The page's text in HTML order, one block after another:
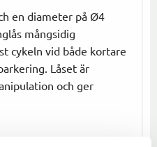
en diameter på Ø4
mångsidig
cykeln vid både kortare
Låset är
och ger